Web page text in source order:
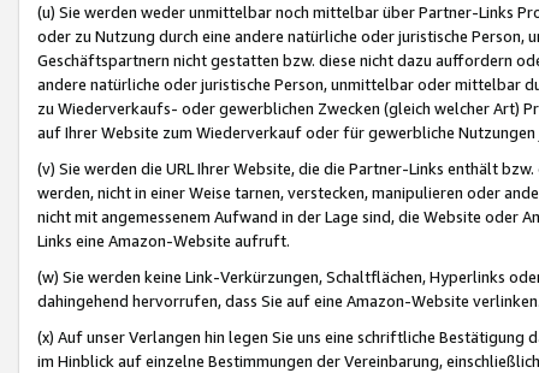
(u) Sie werden weder unmittelbar noch mittelbar über Partner-Links
oder zu Nutzung durch eine andere natürliche oder juristische
Geschäftspartnern nicht gestatten bzw. diese nicht dazu auffordern
andere natürliche oder juristische Person, unmittelbar oder mittelbar
zu Wiederverkaufs- oder gewerblichen Zwecken (gleich welcher Art)
auf Ihrer Website zum Wiederverkauf oder für gewerbliche
(v) Sie werden die URL Ihrer Website, die die Partner-Links enthält
werden, nicht in einer Weise tarnen, verstecken, manipulieren oder
nicht mit angemessenem Aufwand in der Lage sind, die Website oder
Links eine Amazon-Website aufruft.
(w) Sie werden keine Link-Verkürzungen, Schaltflächen, Hyperlinks
dahingehend hervorrufen, dass Sie auf eine Amazon-Website
(x) Auf unser Verlangen hin legen Sie uns eine schriftliche
im Hinblick auf einzelne Bestimmungen der Vereinbarung,